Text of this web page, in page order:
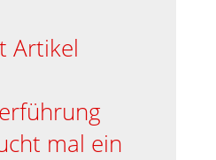
Artikel
mal ein